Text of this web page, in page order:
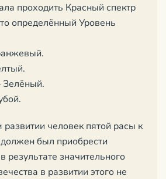
проходить Красный спектр
определённый Уровень
Зелёный.
человек пятой расы к
был приобрести
результате значительного
в развитии этого не